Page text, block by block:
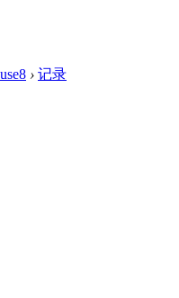
› 记录